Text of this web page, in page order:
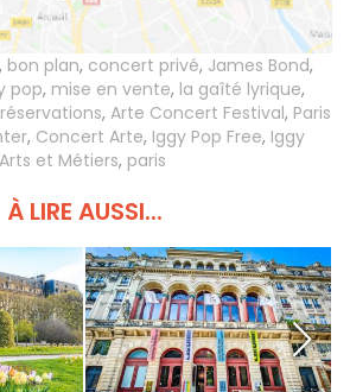
, bon plan, concert privé, James Bond,
pop, mise en vente, la gaîté lyrique,
, Arte Concert Festival, Paris
, Concert Arte, Iggy Pop Free, Iggy
et Métiers, paris
À LIRE AUSSI...